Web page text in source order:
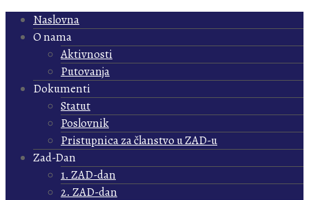
Naslovna
O nama
Aktivnosti
Putovanja
Dokumenti
Statut
Poslovnik
Pristupnica za članstvo u ZAD-u
Zad-Dan
1. ZAD-dan
2. ZAD-dan